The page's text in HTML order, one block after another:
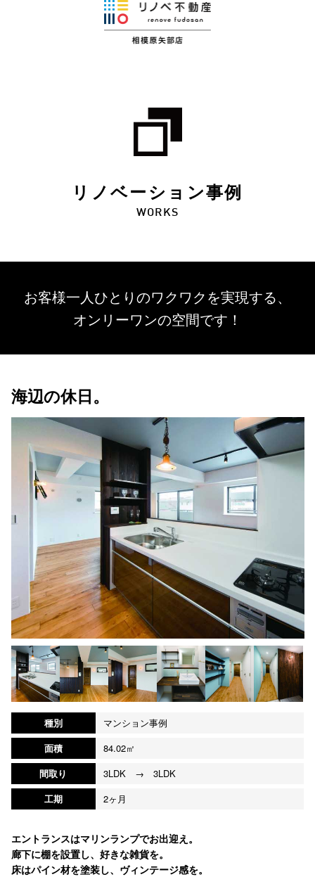
リノベーション事例
WORKS
お客様一人ひとりのワクワクを実現する、
オンリーワンの空間です！
海辺の休日。
種別
マンション事例
面積
84.02㎡
間取り
3LDK → 3LDK
工期
2ヶ月
エントランスはマリンランプでお出迎え。
廊下に棚を設置し、好きな雑貨を。
床はパイン材を塗装し、ヴィンテージ感を。